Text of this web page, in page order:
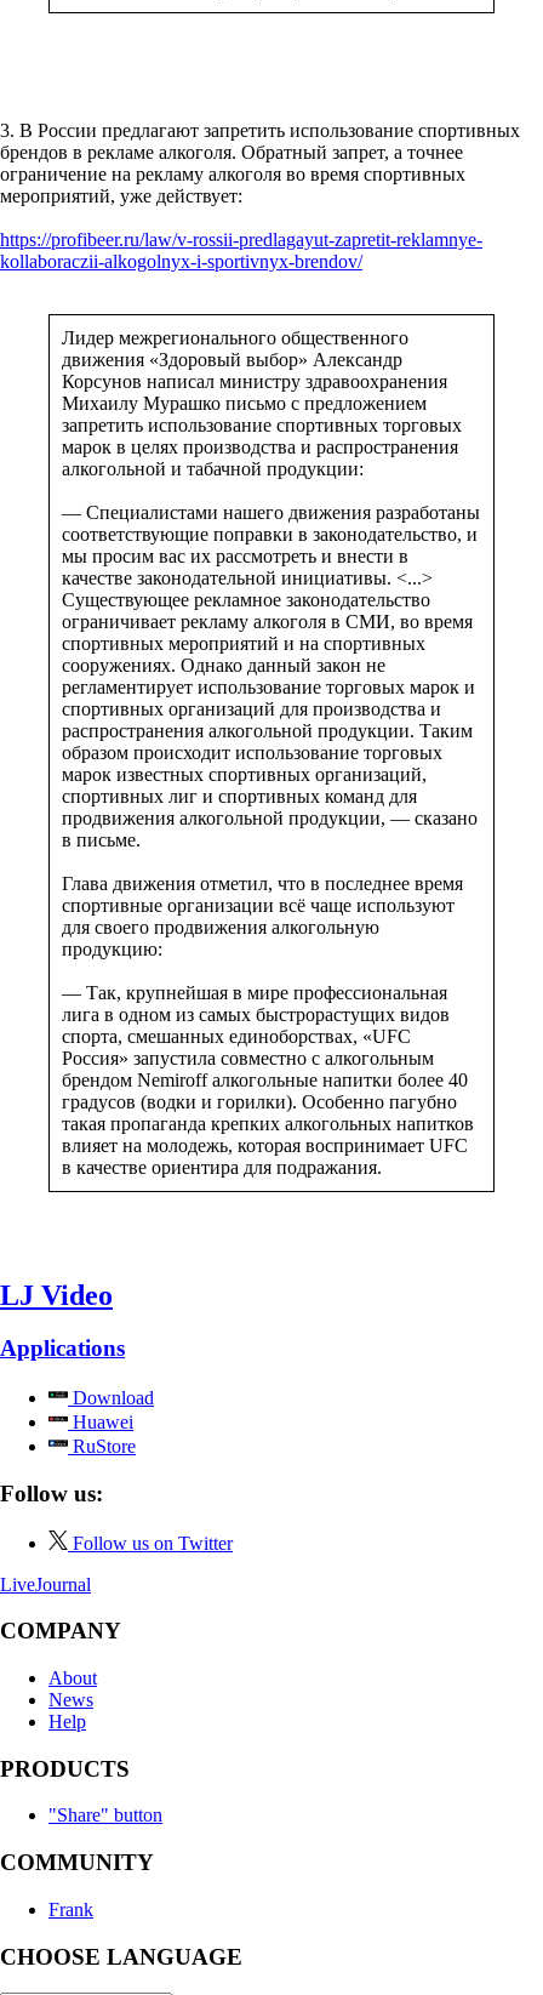
3. В России предлагают запретить использование спортивных
брендов в рекламе алкоголя. Обратный запрет, а точнее
ограничение на рекламу алкоголя во время спортивных
мероприятий, уже действует:
https://profibeer.ru/law/v-rossii-predlagayut-zapretit-reklamnye-
kollaboraczii-alkogolnyx-i-sportivnyx-brendov/
Лидер межрегионального общественного
движения «Здоровый выбор» Александр
Корсунов написал министру здравоохранения
Михаилу Мурашко письмо с предложением
запретить использование спортивных торговых
марок в целях производства и распространения
алкогольной и табачной продукции:
— Специалистами нашего движения разработаны
соответствующие поправки в законодательство, и
мы просим вас их рассмотреть и внести в
качестве законодательной инициативы. <...>
Существующее рекламное законодательство
ограничивает рекламу алкоголя в СМИ, во время
спортивных мероприятий и на спортивных
сооружениях. Однако данный закон не
регламентирует использование торговых марок и
спортивных организаций для производства и
распространения алкогольной продукции. Таким
образом происходит использование торговых
марок известных спортивных организаций,
спортивных лиг и спортивных команд для
продвижения алкогольной продукции, — сказано
в письме.
Глава движения отметил, что в последнее время
спортивные организации всё чаще используют
для своего продвижения алкогольную
продукцию:
— Так, крупнейшая в мире профессиональная
лига в одном из самых быстрорастущих видов
спорта, смешанных единоборствах, «UFC
Россия» запустила совместно с алкогольным
брендом Nemiroff алкогольные напитки более 40
градусов (водки и горилки). Особенно пагубно
такая пропаганда крепких алкогольных напитков
влияет на молодежь, которая воспринимает UFC
в качестве ориентира для подражания.
LJ Video
Applications
Download
Huawei
RuStore
Follow us:
Follow us on Twitter
LiveJournal
COMPANY
About
News
Help
PRODUCTS
"Share" button
COMMUNITY
Frank
CHOOSE LANGUAGE